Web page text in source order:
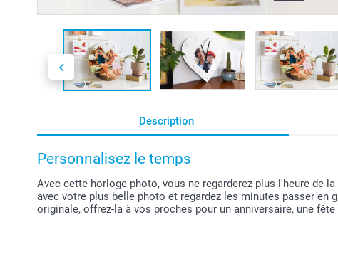
Description
Personnalisez le temps
Avec cette horloge photo, vous ne regarderez plus l'heure de
avec votre plus belle photo et regardez les minutes passer en
originale, offrez-la à vos proches pour un anniversaire, une